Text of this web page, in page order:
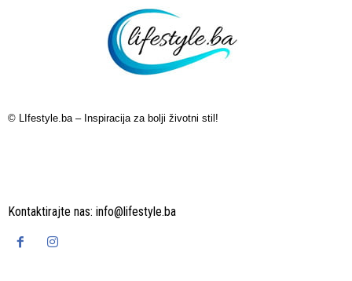
© LIfestyle.ba – Inspiracija za bolji životni stil!
Kontaktirajte nas: info@lifestyle.ba